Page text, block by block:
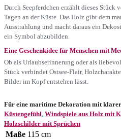
Durch Seepferdchen erzählt dieses Stück
Tagen an der Küste. Das Holz gibt dem
Ausstrahlung und macht daraus ein
ein Symbol abzubilden.
Eine Geschenkidee für Menschen mit
Ob als Urlaubserinnerung oder als
Stück verbindet Ostsee-Flair,
Bilder im Kopf entstehen lässt.
Für eine maritime Dekoration mit
Küstengefühl Windspiele aus Holz mit
Holzschilder mit Sprüchen
Maße 115 cm